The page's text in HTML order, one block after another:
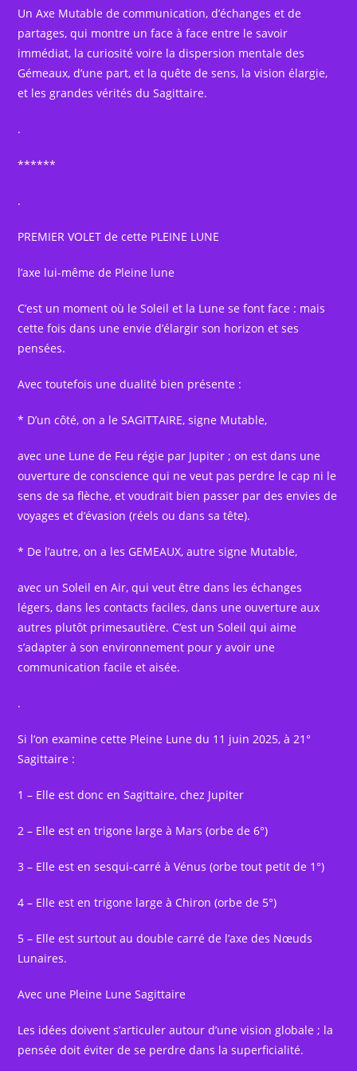
Un Axe Mutable de communication, d’échanges et de
partages, qui montre un face à face entre le savoir
immédiat, la curiosité voire la dispersion mentale des
Gémeaux, d’une part, et la quête de sens, la vision élargie,
et les grandes vérités du Sagittaire.
.
******
.
PREMIER VOLET de cette PLEINE LUNE
l’axe lui-même de Pleine lune
C’est un moment où le Soleil et la Lune se font face : mais
cette fois dans une envie d’élargir son horizon et ses
pensées.
Avec toutefois une dualité bien présente :
* D’un côté, on a le SAGITTAIRE, signe Mutable,
avec une Lune de Feu régie par Jupiter ; on est dans une
ouverture de conscience qui ne veut pas perdre le cap ni le
sens de sa flèche, et voudrait bien passer par des envies de
voyages et d’évasion (réels ou dans sa tête).
* De l’autre, on a les GEMEAUX, autre signe Mutable,
avec un Soleil en Air, qui veut être dans les échanges
légers, dans les contacts faciles, dans une ouverture aux
autres plutôt primesautière. C’est un Soleil qui aime
s’adapter à son environnement pour y avoir une
communication facile et aisée.
.
Si l‘on examine cette Pleine Lune du 11 juin 2025, à 21°
Sagittaire :
1 – Elle est donc en Sagittaire, chez Jupiter
2 – Elle est en trigone large à Mars (orbe de 6°)
3 – Elle est en sesqui-carré à Vénus (orbe tout petit de 1°)
4 – Elle est en trigone large à Chiron (orbe de 5°)
5 – Elle est surtout au double carré de l’axe des Nœuds
Lunaires.
Avec une Pleine Lune Sagittaire
Les idées doivent s’articuler autour d’une vision globale ; la
pensée doit éviter de se perdre dans la superficialité.